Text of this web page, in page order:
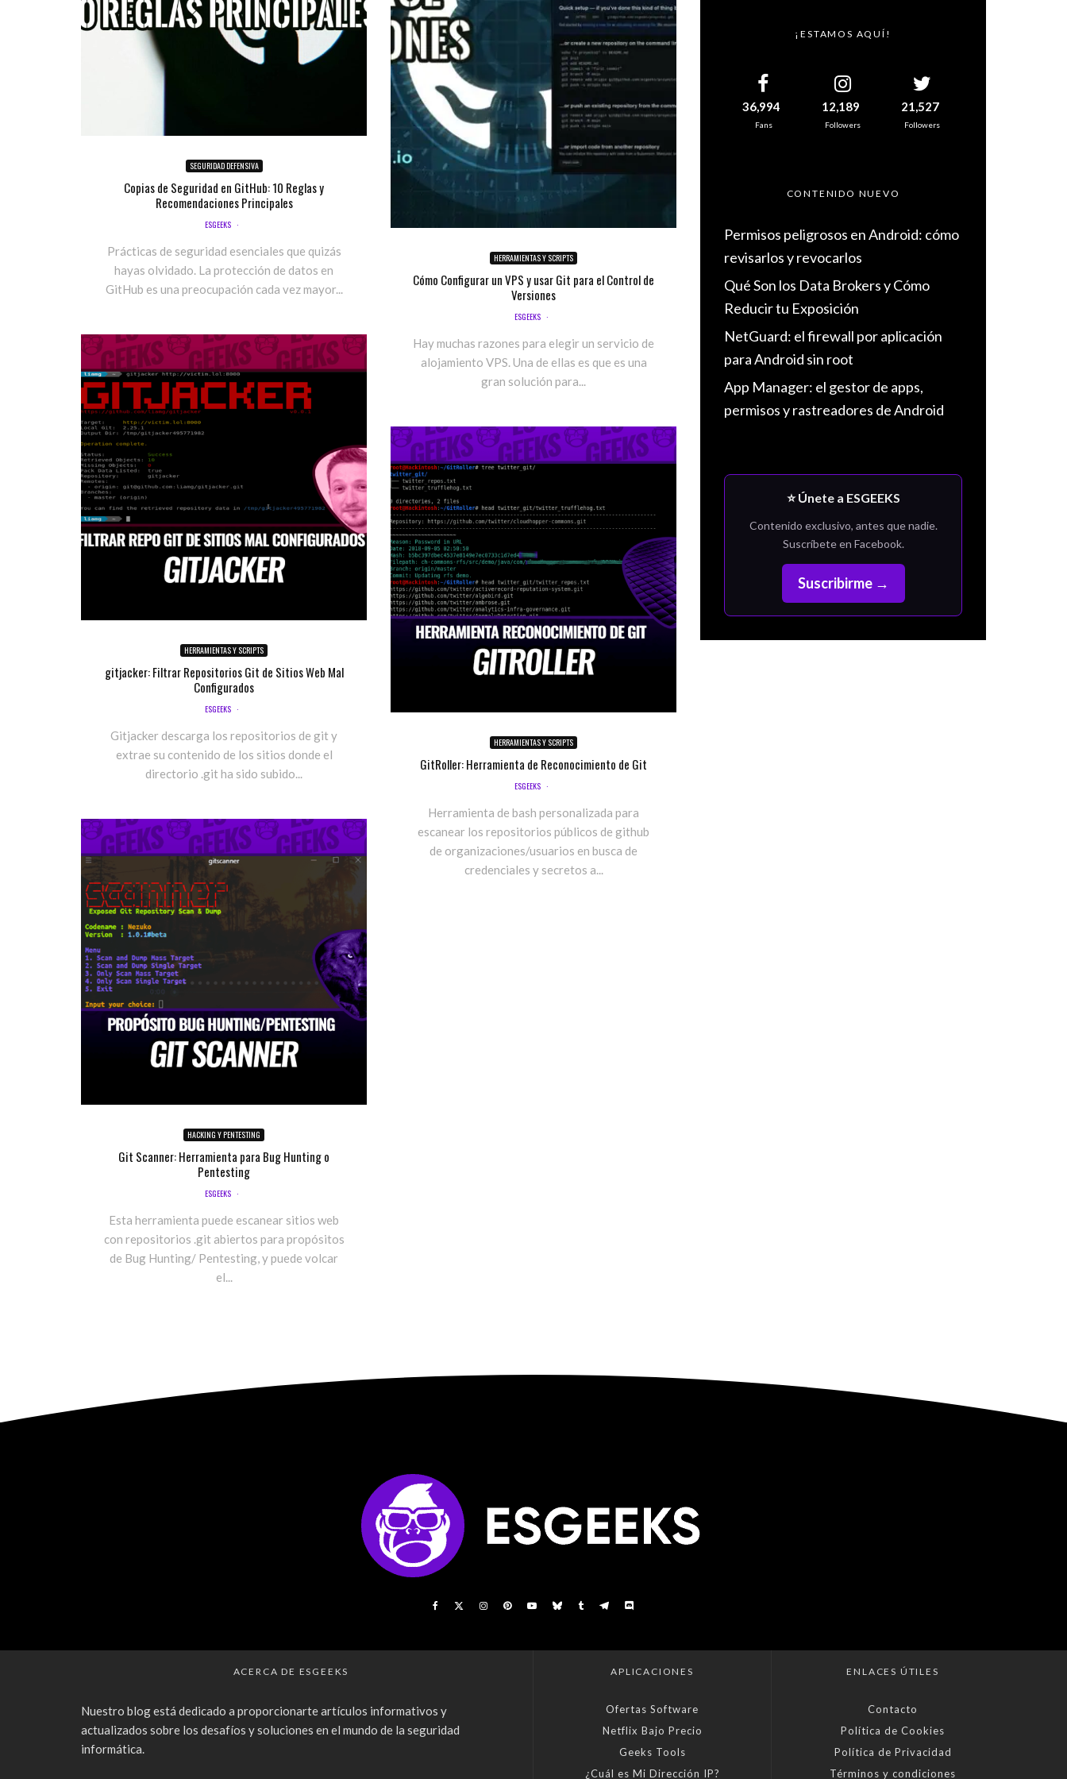
SEGURIDAD DEFENSIVA
Copias de Seguridad en GitHub: 10 Reglas y
Recomendaciones Principales
ESGEEKS ·
Prácticas de seguridad esenciales que quizás
hayas olvidado. La protección de datos en
GitHub es una preocupación cada vez mayor...
HERRAMIENTAS Y SCRIPTS
gitjacker: Filtrar Repositorios Git de Sitios Web Mal
Configurados
ESGEEKS ·
Gitjacker descarga los repositorios de git y
extrae su contenido de los sitios donde el
directorio .git ha sido subido...
HACKING Y PENTESTING
Git Scanner: Herramienta para Bug Hunting o
Pentesting
ESGEEKS ·
Esta herramienta puede escanear sitios web
con repositorios .git abiertos para propósitos
de Bug Hunting/ Pentesting, y puede volcar
el...
HERRAMIENTAS Y SCRIPTS
Cómo Configurar un VPS y usar Git para el Control de
Versiones
ESGEEKS ·
Hay muchas razones para elegir un servicio de
alojamiento VPS. Una de ellas es que es una
gran solución para...
HERRAMIENTAS Y SCRIPTS
GitRoller: Herramienta de Reconocimiento de Git
ESGEEKS ·
Herramienta de bash personalizada para
escanear los repositorios públicos de github
de organizaciones/usuarios en busca de
credenciales y secretos a...
¡ESTAMOS AQUÍ!
36,994
Fans
12,189
Followers
21,527
Followers
CONTENIDO NUEVO
Permisos peligrosos en Android: cómo
revisarlos y revocarlos
Qué Son los Data Brokers y Cómo
Reducir tu Exposición
NetGuard: el firewall por aplicación
para Android sin root
App Manager: el gestor de apps,
permisos y rastreadores de Android
⭐ Únete a ESGEEKS
Contenido exclusivo, antes que nadie.
Suscríbete en Facebook.
Suscribirme →
ACERCA DE ESGEEKS
Nuestro blog está dedicado a proporcionarte artículos informativos y
actualizados sobre los desafíos y soluciones en el mundo de la seguridad
informática.
APLICACIONES
Ofertas Software
Netflix Bajo Precio
Geeks Tools
¿Cuál es Mi Dirección IP?
ENLACES ÚTILES
Contacto
Política de Cookies
Política de Privacidad
Términos y condiciones